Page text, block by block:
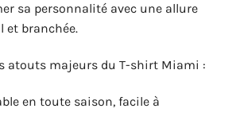
sa personnalité avec une allure
et branchée.
atouts majeurs du T-shirt Miami :
en toute saison, facile à